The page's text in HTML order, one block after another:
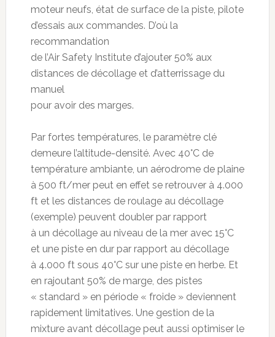
moteur neufs, état de surface de la piste, pilote
d’essais aux commandes. D’où la
recommandation
de l’Air Safety Institute d’ajouter 50% aux
distances de décollage et d’atterrissage du
manuel
pour avoir des marges.
Par fortes températures, le paramètre clé
demeure l’altitude-densité. Avec 40°C de
température ambiante, un aérodrome de plaine
à 500 ft/mer peut en effet se retrouver à 4.000
ft et les distances de roulage au décollage
(exemple) peuvent doubler par rapport
à un décollage au niveau de la mer avec 15°C
et une piste en dur par rapport au décollage
à 4.000 ft sous 40°C sur une piste en herbe. Et
en rajoutant 50% de marge, des pistes
« standard » en période « froide » deviennent
rapidement limitatives. Une gestion de la
mixture avant décollage peut aussi optimiser le